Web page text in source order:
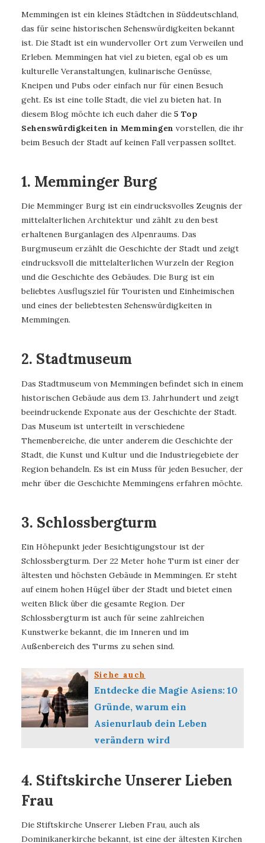
Memmingen ist ein kleines Städtchen in Süddeutschland,
das für seine historischen Sehenswürdigkeiten bekannt
ist. Die Stadt ist ein wundervoller Ort zum Verweilen und
Erleben. Memmingen hat viel zu bieten, egal ob es um
kulturelle Veranstaltungen, kulinarische Genüsse,
Kneipen und Pubs oder einfach nur für einen Besuch
geht. Es ist eine tolle Stadt, die viel zu bieten hat. In
diesem Blog möchte ich euch daher die 5 Top
Sehenswürdigkeiten in Memmingen vorstellen, die ihr
beim Besuch der Stadt auf keinen Fall verpassen solltet.
1. Memminger Burg
Die Memminger Burg ist ein eindrucksvolles Zeugnis der
mittelalterlichen Architektur und zählt zu den best
erhaltenen Burganlagen des Alpenraums. Das
Burgmuseum erzählt die Geschichte der Stadt und zeigt
eindrucksvoll die mittelalterlichen Wurzeln der Region
und die Geschichte des Gebäudes. Die Burg ist ein
beliebtes Ausflugsziel für Touristen und Einheimischen
und eines der beliebtesten Sehenswürdigkeiten in
Memmingen.
2. Stadtmuseum
Das Stadtmuseum von Memmingen befindet sich in einem
historischen Gebäude aus dem 13. Jahrhundert und zeigt
beeindruckende Exponate aus der Geschichte der Stadt.
Das Museum ist unterteilt in verschiedene
Themenbereiche, die unter anderem die Geschichte der
Stadt, die Kunst und Kultur und die Industriegebiete der
Region behandeln. Es ist ein Muss für jeden Besucher, der
mehr über die Geschichte Memmingens erfahren möchte.
3. Schlossbergturm
Ein Höhepunkt jeder Besichtigungstour ist der
Schlossbergturm. Der 22 Meter hohe Turm ist einer der
ältesten und höchsten Gebäude in Memmingen. Er steht
auf einem hohen Hügel über der Stadt und bietet einen
weiten Blick über die gesamte Region. Der
Schlossbergturm ist auch für seine zahlreichen
Kunstwerke bekannt, die im Inneren und im
Außenbereich des Turms zu sehen sind.
Siehe auch
Entdecke die Magie Asiens: 10
Gründe, warum ein
Asienurlaub dein Leben
verändern wird
4. Stiftskirche Unserer Lieben
Frau
Die Stiftskirche Unserer Lieben Frau, auch als
Dominikanerkirche bekannt, ist eine der ältesten Kirchen